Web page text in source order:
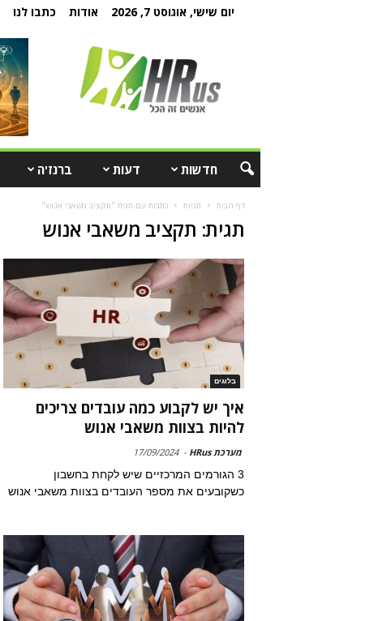
יום שישי, אוגוסט 7, 2026 אודות כתבו לנו
חדשות דעות ברנז'ה
דף הבית תגיות כתבות עם תגית "תקציב משאבי אנוש"
תגית: תקציב משאבי אנוש
בלוגים
איך יש לקבוע כמה עובדים צריכים
להיות בצוות משאבי אנוש
מערכת HRus -
17/09/2024
3 הגורמים המרכזיים שיש לקחת בחשבון
כשקובעים את מספר העובדים בצוות משאבי אנוש